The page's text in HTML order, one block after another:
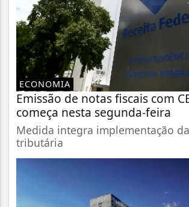
ECONOMIA
Emissão de notas fiscais com
começa nesta segunda-feira
Medida integra implementação
tributária